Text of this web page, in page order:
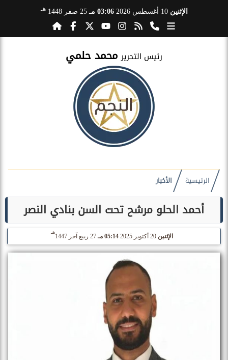
الإثنين 10 أغسطس 2026 03:06 مـ 25 صفر 1448 هـ
رئيس التحرير محمد حلمي
الرئيسية الأخبار
أحمد الحلو مرشح تحت السن بنادي النصر
الإثنين 05:14 مـ 27 ربيع آخر 1447
هـ